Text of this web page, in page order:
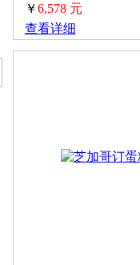
￥6,578 元
查看详细